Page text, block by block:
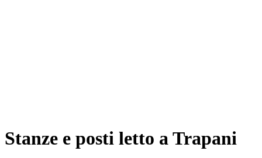
Stanze e posti letto a Trapani